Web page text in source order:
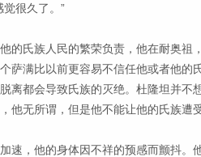
很久了。”
的氏族人民的繁荣负责，他在耐奥祖
萨满比以前更容易不信任他或者他的
离都会导致氏族的灭绝。杜隆坦并不
他无所谓，但是他不能让他的氏族遭受
速，他的身体因不祥的预感而颤抖。